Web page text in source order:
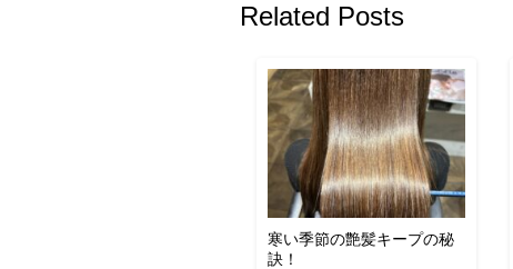
Related Posts
寒い季節の艶髪キープの秘
訣！